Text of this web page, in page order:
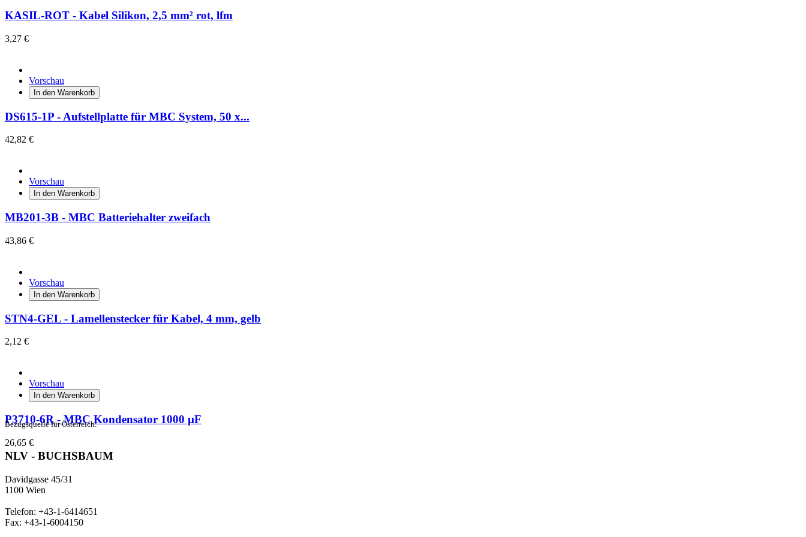
KASIL-ROT - Kabel Silikon, 2,5 mm² rot, lfm
3,27 €
Vorschau
In den Warenkorb
DS615-1P - Aufstellplatte für MBC System, 50 x...
42,82 €
Vorschau
In den Warenkorb
MB201-3B - MBC Batteriehalter zweifach
43,86 €
Vorschau
In den Warenkorb
STN4-GEL - Lamellenstecker für Kabel, 4 mm, gelb
2,12 €
Vorschau
In den Warenkorb
P3710-6R - MBC Kondensator 1000 µF
26,65 €
Bezugsquelle für Österreich:
NLV - BUCHSBAUM
Davidgasse 45/31
1100 Wien
Telefon: +43-1-6414651
Fax: +43-1-6004150